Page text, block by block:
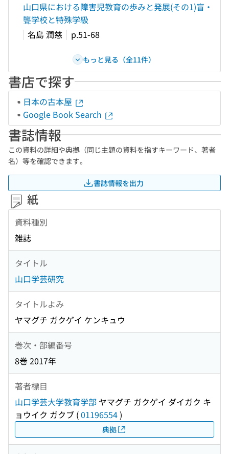
山口県における障害児教育の歩みと発展(その1)盲・
聾学校と特殊学級
名島 潤慈
p.51-68
もっと見る（全11件）
書店で探す
日本の古本屋
Google Book Search
書誌情報
この資料の詳細や典拠（同じ主題の資料を指すキーワード、著者
名）等を確認できます。
書誌情報を出力
紙
資料種別
雑誌
タイトル
山口学芸研究
タイトルよみ
ヤマグチ ガクゲイ ケンキュウ
巻次・部編番号
8巻 2017年
著者標目
山口学芸大学教育学部 ヤマグチ ガクゲイ ダイガク キ
ョウイク ガクブ (01196554)
典拠